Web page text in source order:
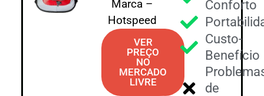
Marca –
Hotspeed
VER
PREÇO
NO
MERCADO
LIVRE
Conforto
Custo-
Benefício
de